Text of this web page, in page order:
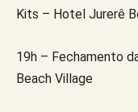
Kits – Hotel Jurerê
19h – Fechamento
Beach Village